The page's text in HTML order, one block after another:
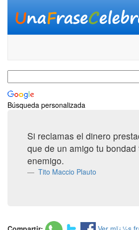
Búsqueda personalizada
Si reclamas el dinero
que de un amigo tu bondad
enemigo.
Tito Maccio Plauto